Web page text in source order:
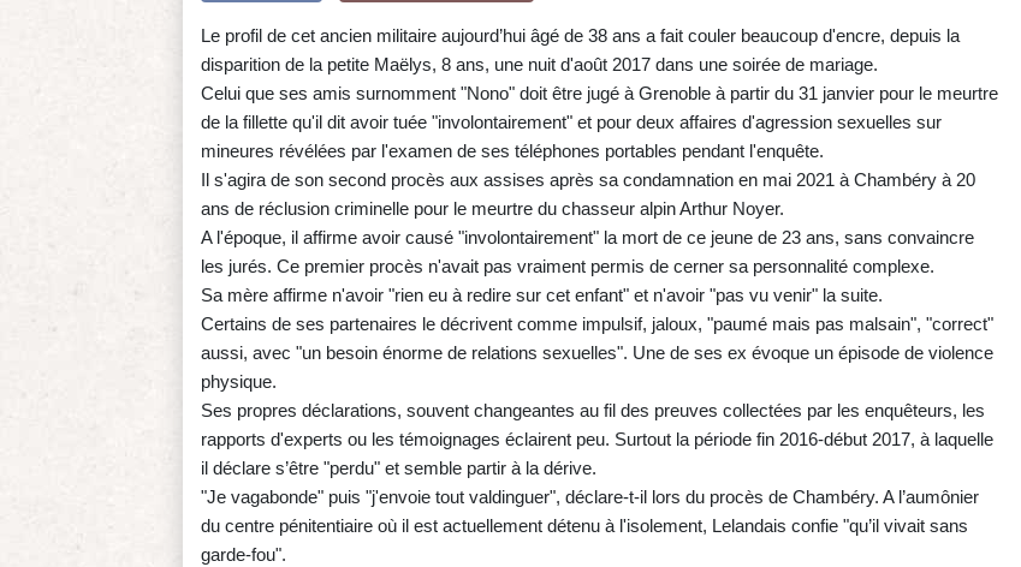
Le profil de cet ancien militaire aujourd’hui âgé de 38 ans a fait couler beaucoup d'encre, depuis la
disparition de la petite Maëlys, 8 ans, une nuit d'août 2017 dans une soirée de mariage.
Celui que ses amis surnomment "Nono" doit être jugé à Grenoble à partir du 31 janvier pour le meurtre
de la fillette qu'il dit avoir tuée "involontairement" et pour deux affaires d'agression sexuelles sur
mineures révélées par l'examen de ses téléphones portables pendant l'enquête.
Il s'agira de son second procès aux assises après sa condamnation en mai 2021 à Chambéry à 20
ans de réclusion criminelle pour le meurtre du chasseur alpin Arthur Noyer.
A l'époque, il affirme avoir causé "involontairement" la mort de ce jeune de 23 ans, sans convaincre
les jurés. Ce premier procès n'avait pas vraiment permis de cerner sa personnalité complexe.
Sa mère affirme n'avoir "rien eu à redire sur cet enfant" et n'avoir "pas vu venir" la suite.
Certains de ses partenaires le décrivent comme impulsif, jaloux, "paumé mais pas malsain", "correct"
aussi, avec "un besoin énorme de relations sexuelles". Une de ses ex évoque un épisode de violence
physique.
Ses propres déclarations, souvent changeantes au fil des preuves collectées par les enquêteurs, les
rapports d'experts ou les témoignages éclairent peu. Surtout la période fin 2016-début 2017, à laquelle
il déclare s’être "perdu" et semble partir à la dérive.
"Je vagabonde" puis "j'envoie tout valdinguer", déclare-t-il lors du procès de Chambéry. A l’aumônier
du centre pénitentiaire où il est actuellement détenu à l'isolement, Lelandais confie "qu’il vivait sans
garde-fou".